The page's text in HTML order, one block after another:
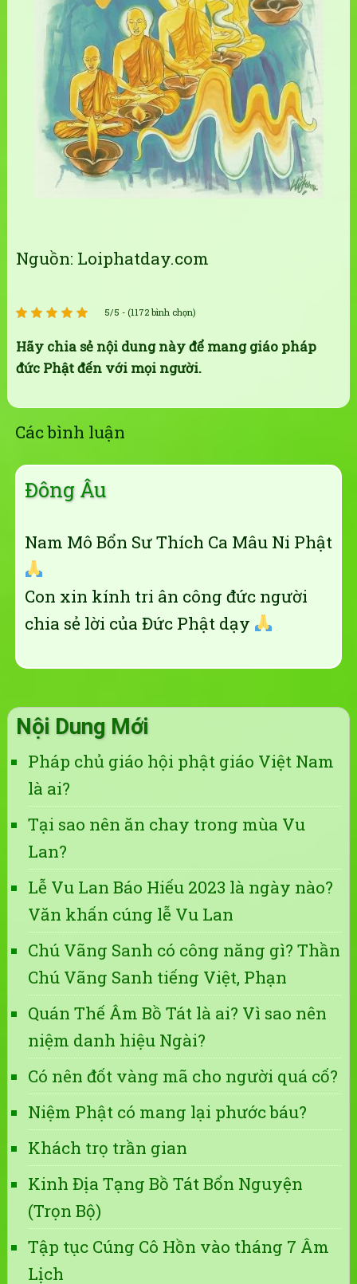
Nguồn: Loiphatday.com
5/5 - (1172 bình chọn)
Hãy chia sẻ nội dung này để mang giáo pháp
đức Phật đến với mọi người.
Các bình luận
Đông Âu
Nam Mô Bổn Sư Thích Ca Mâu Ni Phật
Con xin kính tri ân công đức người
chia sẻ lời của Đức Phật dạy
Nội Dung Mới
Pháp chủ giáo hội phật giáo Việt Nam
là ai?
Tại sao nên ăn chay trong mùa Vu
Lan?
Lễ Vu Lan Báo Hiếu 2023 là ngày nào?
Văn khấn cúng lễ Vu Lan
Chú Vãng Sanh có công năng gì? Thần
Chú Vãng Sanh tiếng Việt, Phạn
Quán Thế Âm Bồ Tát là ai? Vì sao nên
niệm danh hiệu Ngài?
Có nên đốt vàng mã cho người quá cố?
Niệm Phật có mang lại phước báu?
Khách trọ trần gian
Kinh Địa Tạng Bồ Tát Bổn Nguyện
(Trọn Bộ)
Tập tục Cúng Cô Hồn vào tháng 7 Âm
Lịch